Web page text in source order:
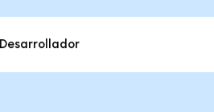
Desarrollador